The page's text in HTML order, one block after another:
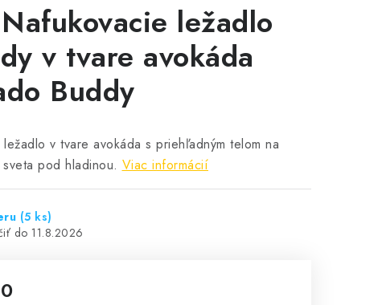
ležadlo
v tvare avokáda
Buddy
v tvare avokáda s priehľadným telom na
pod hladinou. Viac informácií
(5 ks)
11.8.2026